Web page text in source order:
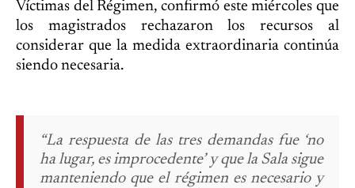
Víctimas del Régimen, confirmó este miércoles que
los magistrados rechazaron los recursos al
considerar que la medida extraordinaria continúa
siendo necesaria.
“La respuesta de las tres demandas fue ‘no
ha lugar, es improcedente’ y que la Sala sigue
manteniendo que el régimen es necesario y